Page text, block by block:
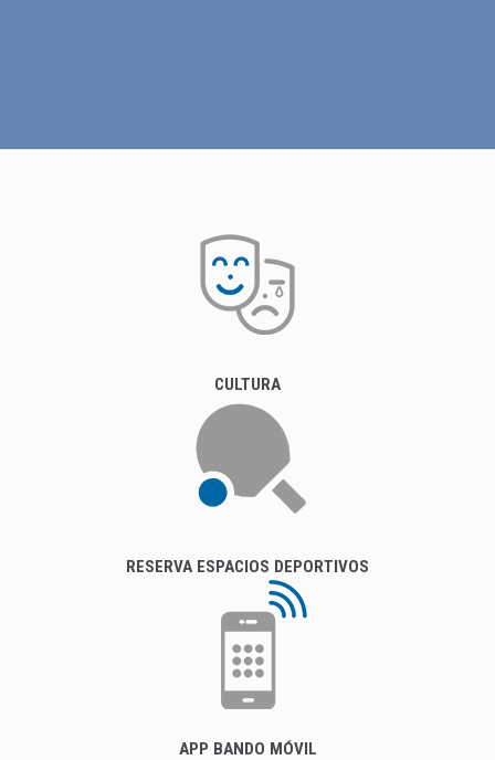
CULTURA
RESERVA ESPACIOS DEPORTIVOS
APP BANDO MÓVIL